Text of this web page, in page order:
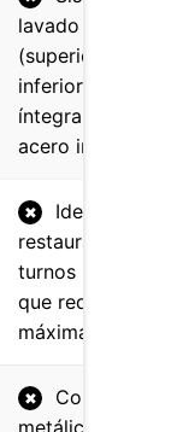
lavado rotativo
(superior e
inferior)
íntegramente en
acero inoxidable.
✖
Ideal para
restaurantes con
turnos intensos
que requieren
máxima
✖
metálicos de alta